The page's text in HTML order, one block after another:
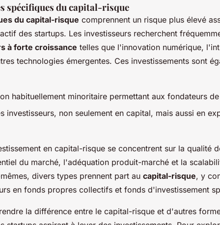
spécifiques du capital-risque
du capital-risque comprennent un risque plus élevé
des startups. Les investisseurs recherchent
à forte croissance telles que l'innovation numérique,
technologies émergentes. Ces investissements sont
habituellement minoritaire permettant aux fondateurs
investisseurs, non seulement en capital, mais aussi en
en capital-risque se concentrent sur la qualité
du marché, l'adéquation produit-marché et la
divers types prennent part au capital-risque, y
en fonds propres collectifs et fonds d'investissement
la différence entre le capital-risque et d'autres